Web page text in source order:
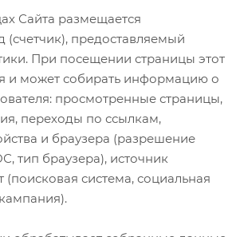
Сайта размещается
(счетчик), предоставляемый
При посещении страницы этот
и может собирать информацию о
просмотренные страницы,
переходы по ссылкам,
и браузера (разрешение
тип браузера), источник
(поисковая система, социальная